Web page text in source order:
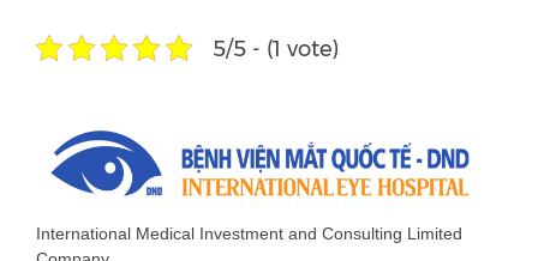
5/5 - (1 vote)
International Medical Investment and Consulting Limited